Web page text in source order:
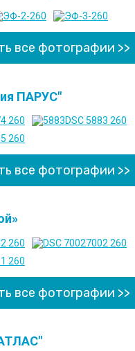
все фотографии >>
ПАРУС"
все фотографии >>
все фотографии >>